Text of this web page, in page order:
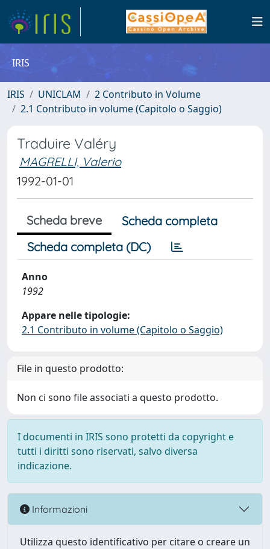
IRIS
IRIS UNICLAM
2 Contributo in Volume
2.1 Contributo in volume (Capitolo o Saggio)
Traduire Valéry
MAGRELLI, Valerio
1992-01-01
Scheda breve
Scheda completa
Scheda completa (DC)
Anno
1992
Appare nelle tipologie:
2.1 Contributo in volume (Capitolo o Saggio)
File in questo prodotto:
Non ci sono file associati a questo prodotto.
I documenti in IRIS sono protetti da copyright e
tutti i diritti sono riservati, salvo diversa
indicazione.
Informazioni
Utilizza questo identificativo per citare o creare un